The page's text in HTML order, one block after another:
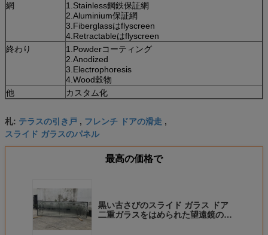
網
1.Stainless鋼鉄保証網
2.Aluminium保証網
3.Fiberglassはflyscreen
4.Retractableはflyscreen
終わり
1.Powderコーティング
2.Anodized
3.Electrophoresis
4.Wood穀物
他
カスタム化
札: テラスの引き戸 , フレンチ ドアの滑走 ,
スライド ガラスのパネル
最高の価格で
黒い古さびのスライド ガラス ドア
二重ガラスをはめられた望遠鏡の緩